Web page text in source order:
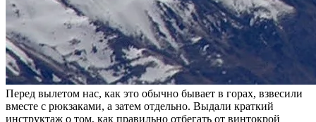
Перед вылетом нас, как это обычно бывает в горах, взвесили
вместе с рюкзаками, а затем отдельно. Выдали краткий
инструктаж о том, как правильно отбегать от винтокрой